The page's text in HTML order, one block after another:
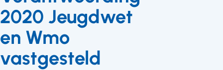
2020 Jeugdwet
en Wmo
vastgesteld